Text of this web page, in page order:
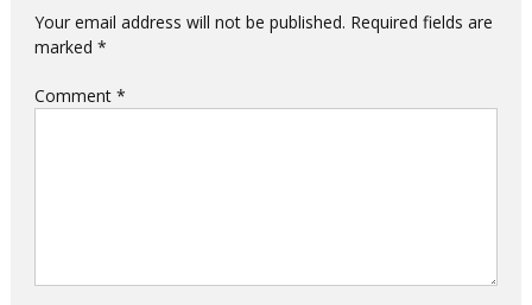
Your email address will not be published. Required fields are
marked *
Comment *